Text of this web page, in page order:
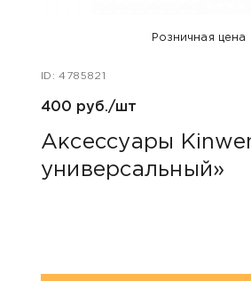
Розничная цена
ID: 4785821
400 руб./шт
Аксессуары
универсальный»